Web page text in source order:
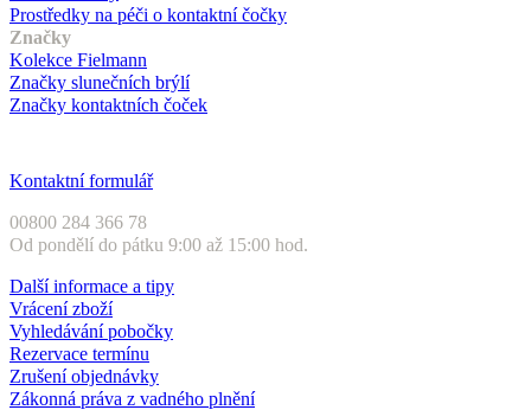
Prostředky na péči o kontaktní čočky
Značky
Kolekce Fielmann
Značky slunečních brýlí
Značky kontaktních čoček
Kontaktní formulář
00800 284 366 78
Od pondělí do pátku 9:00 až 15:00 hod.
Další informace a tipy
Vrácení zboží
Vyhledávání pobočky
Rezervace termínu
Zrušení objednávky
Zákonná práva z vadného plnění